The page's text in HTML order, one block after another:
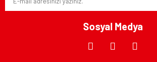
Bu ürüne benzer farklı alternatifler olmalı.
Sosyal Medya